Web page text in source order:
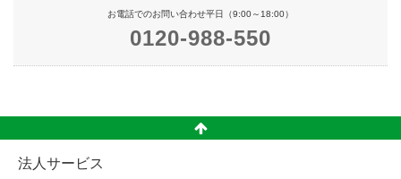
お電話でのお問い合わせ平日（9:00～18:00）
0120-988-550
法人サービス